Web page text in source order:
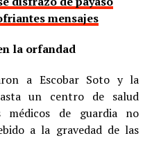
mensajes
la orfandad
a Escobar Soto y la
un centro de salud
médicos de guardia no
a la gravedad de las